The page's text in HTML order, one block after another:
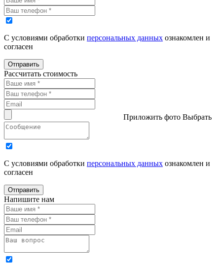
С условиями обработки персональных данных ознакомлен и
согласен
Отправить
Рассчитать стоимость
Приложить фото Выбрать
С условиями обработки персональных данных ознакомлен и
согласен
Отправить
Напишите нам